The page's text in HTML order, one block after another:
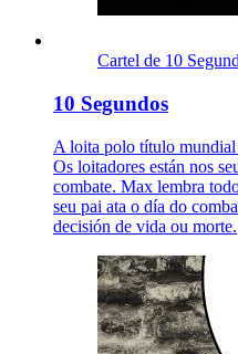
Cartel de 10
10 Segundos
A loita polo título mundial
Os loitadores están nos
combate. Max lembra
seu pai ata o día do
decisión de vida ou morte.